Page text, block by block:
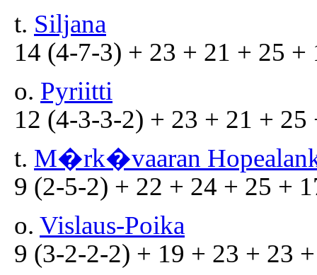
t. Siljana
14 (4-7-3) + 23 + 21 + 25
o. Pyriitti
12 (4-3-3-2) + 23 + 21 +
t. M�rk�vaaran
9 (2-5-2) + 22 + 24 + 25 +
o. Vislaus-Poika
9 (3-2-2-2) + 19 + 23 + 23